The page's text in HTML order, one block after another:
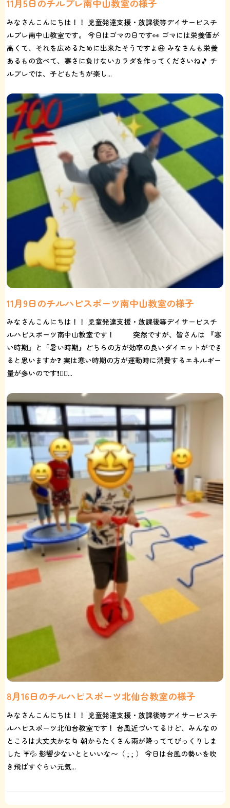
11月5日のチルプレ南中山教室の様子
みなさんこんにちは！！ 児童発達支援・放課後等デイサービスチ
ルプレ南中山教室です。 今日はゴマの日です👀 ゴマには栄養価が
高くて、それを広めるために出来たそうですよ😆 みなさんも栄養
あるもの食べて、寒さに負けないカラダを作ってくださいね🎵 チ
ルプレでは、子どもたちが楽し...
11月9日のチルハピスポーツ南中山教室の様子
みなさんこんにちは！！ 児童発達支援・放課後等デイサービスチ
ルハピスポーツ南中山教室です！ 突然ですが、皆さんは 『寒
い時期』と『暑い時期』どちらの方が効率の良いダイエットができ
ると思いますか❓ 実は寒い時期の方が運動時に消費するエネルギー
量が多いのです❗️🏃‍♀️...
8月16日のチルハピスポーツ北仙台教室の様子
みなさんこんにちは！！ 児童発達支援・放課後等デイサービスチ
ルハピスポーツ北仙台教室です！ 台風近づいてるけど、みんなの
ところは大丈夫かな🌀 朝からたくさん雨が降っててびっくりしま
した ☔️💦 影響少ないとといいな〜（ ; ; ） 今日は台風の勢いを吹
き飛ばすぐらい元気...